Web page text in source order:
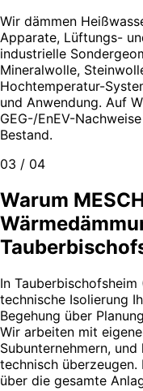
Wir dämmen
Apparate, Lüftungs-
industrielle
Mineralwolle,
Hochtemperatur-
und Anwendung. Auf
GEG-/EnEV-
Bestand.
03 / 04
Warum
In
technische Isolierung
Begehung über
Wir arbeiten mit
Subunternehmern,
technisch
über die gesamte